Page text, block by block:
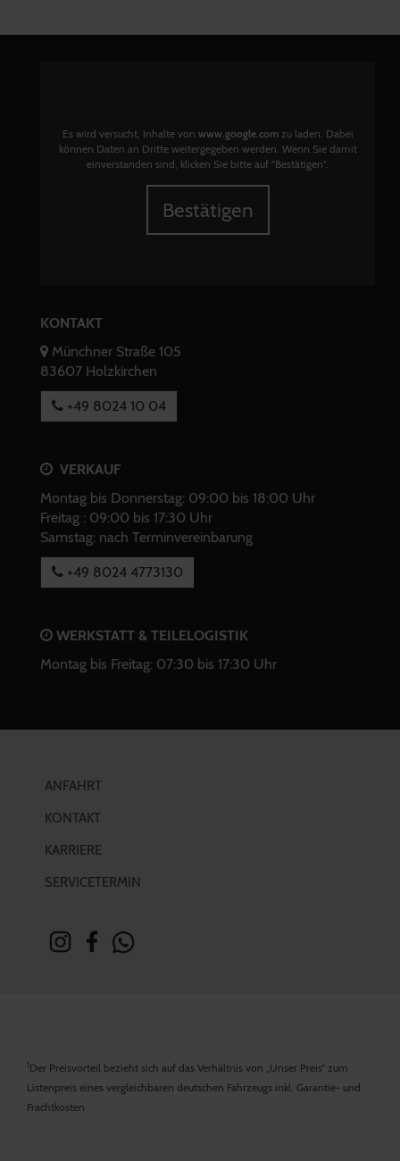
Es wird versucht, Inhalte von www.google.comzu laden. Dabei
können Daten an Dritte weitergegeben werden. Wenn Sie damit
einverstanden sind, klicken Sie bitte auf "Bestätigen".
Bestätigen
KONTAKT
Münchner Straße 105
83607 Holzkirchen
+49 8024 10 04
VERKAUF
Montag bis Donnerstag: 09:00 bis 18:00 Uhr
Freitag : 09:00 bis 17:30 Uhr
Samstag: nach Terminvereinbarung
+49 8024 4773130
WERKSTATT & TEILELOGISTIK
Montag bis Freitag: 07:30 bis 17:30 Uhr
ANFAHRT
KONTAKT
KARRIERE
SERVICETERMIN
1Der Preisvorteil bezieht sich auf das Verhältnis von „Unser Preis“ zum
Listenpreis eines vergleichbaren deutschen Fahrzeugs inkl. Garantie- und
Frachtkosten